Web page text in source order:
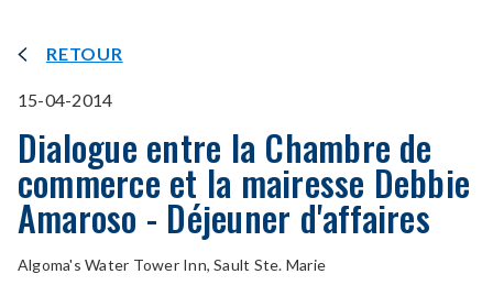
RETOUR
15-04-2014
Dialogue entre la Chambre de
commerce et la mairesse Debbie
Amaroso - Déjeuner d'affaires
Algoma's Water Tower Inn, Sault Ste. Marie